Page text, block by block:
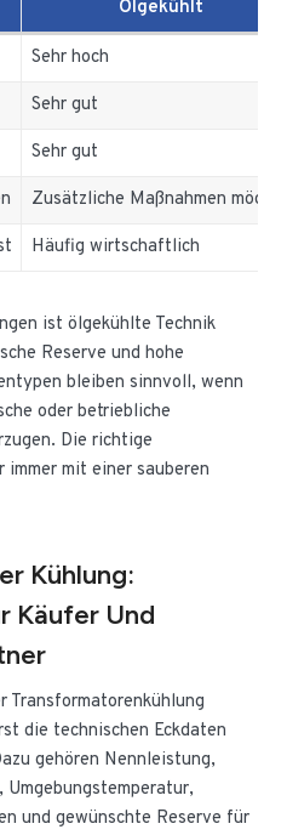
Ölgekühlt
Sehr hoch
Sehr gut
Sehr gut
Zusätzliche Maßnahmen
Häufig wirtschaftlich
ist ölgekühlte Technik
Reserve und hohe
bleiben sinnvoll, wenn
oder betriebliche
Die richtige
mit einer sauberen
Kühlung:
Käufer Und
Transformatorenkühlung
die technischen Eckdaten
gehören Nennleistung,
und gewünschte Reserve für